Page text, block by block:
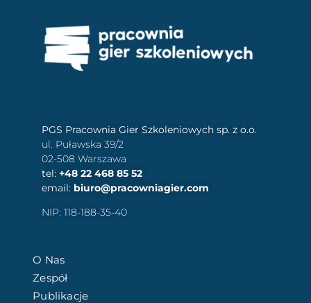
PGS Pracownia Gier Szkoleniowych sp. z o.o.
ul. Puławska 39/2
02-508 Warszawa
tel: +48 22 468 85 52
email: biuro@pracowniagier.com
NIP: 118-188-35-40
O Nas
Zespół
Publikacje